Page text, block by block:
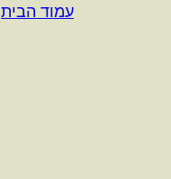
עמוד הבית